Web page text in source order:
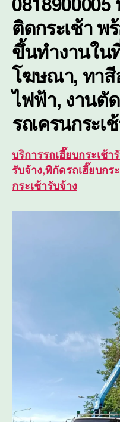
ติดกระเช้า
ขึ้นทำงานใน
โฆษณา, ทาสี
ไฟฟ้า, งานตั
รถเครนกระเ
บริการรถเฮี๊ยบกระเช้า
รับจ้าง,พิกัดรถเฮี๊ยบกร
กระเช้ารับจ้าง